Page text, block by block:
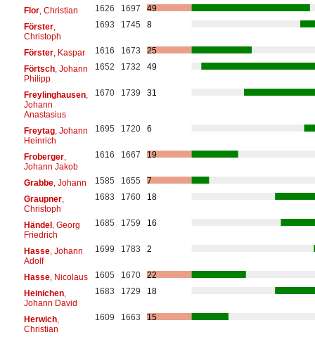
Flor, Christian 1626 1697
49
Förster,
Christoph
1693 1745 8
Förster, Kaspar 1616 1673
25
Förtsch, Johann
Philipp
1652 1732 49
Freylinghausen,
Johann
Anastasius
1670 1739 31
Freytag, Johann
Heinrich
1695 1720 6
Froberger,
Johann Jakob
1616 1667 19
Grabbe, Johann 1585 1655
7
Graupner,
Christoph
1683 1760 18
Händel, Georg
Friedrich
1685 1759 16
Hasse, Johann
Adolf
1699 1783 2
Hasse, Nicolaus 1605 1670
22
Heinichen,
Johann David
1683 1729 18
Herwich,
Christian
1609 1663 15